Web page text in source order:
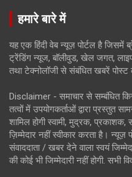
हमारे बारे में
यह एक हिंदी वेब न्यूज़ पोर्टल है जिसमें
ट्रेंडिंग न्यूज, बॉलीवुड, खेल जगत,
तथा टेक्नोलॉजी से संबंधित खबरें पोस्ट
Disclaimer - समाचार से सम्बंधित
तत्वों में उपयोगकर्ताओं द्वारा प्रस्तुत
शामिल होगी स्वामी, मुद्रक,
ज़िम्मेदार नहीं स्वीकार करता है। न्यूज़
संवाददाता / खबर देने वाला स्वयं
की कोई भी जिम्मेदारी नहीं होगी. सभी